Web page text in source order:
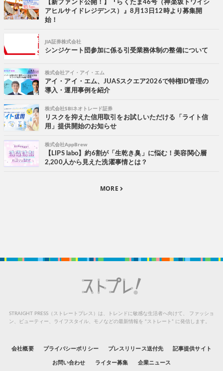
【新ファンド公開！】『らくたま46号（神楽坂トワイシ
アヒルサイドレジデンス）』8月13日12時より募集開
始！
JIA証券株式会社
シンジケート団参加に係る引受業務体制の整備について
株式会社アイ・アイ・エム
アイ・アイ・エム、JUASスクエア2026で特権ID管理の
導入・運用事例を紹介
株式会社SBIネオトレード証券
リスクを抑えた信用取引をお試しいただける「ライト信
用」提供開始のお知らせ
株式会社AppBrew
【LIPS labo】約6割が「生乾き臭」に悩む！美容関心層
2,200人から見えた洗濯事情とは？
MORE
STRAIGHT PRESS（ストレートプレス）は、トレンドに敏感な生活者へ向けて、
ファッショ
ン、ビューティー、ライフスタイル、モノなどの最新情報を “ストレート” に発信します。
会社概要 プライバシーポリシー プレスリリース送付先 記事提供サイト
お問い合わせ ライター募集 企業ニュース